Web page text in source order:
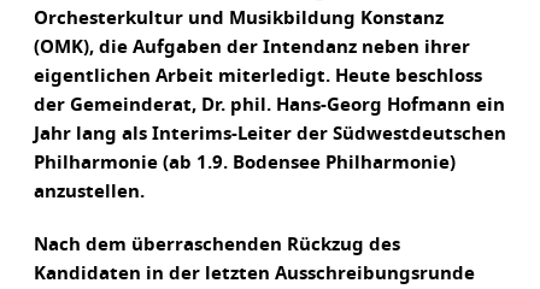
Orchesterkultur und Musikbildung Konstanz
(OMK), die Aufgaben der Intendanz neben ihrer
eigentlichen Arbeit miterledigt. Heute beschloss
der Gemeinderat, Dr. phil. Hans-Georg Hofmann ein
Jahr lang als Interims-Leiter der Südwestdeutschen
Philharmonie (ab 1.9. Bodensee Philharmonie)
anzustellen.
Nach dem überraschenden Rückzug des
Kandidaten in der letzten Ausschreibungsrunde